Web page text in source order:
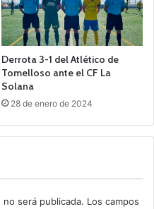
Derrota 3-1 del Atlético de
Tomelloso ante el CF La
Solana
28 de enero de 2024
será publicada. Los campos